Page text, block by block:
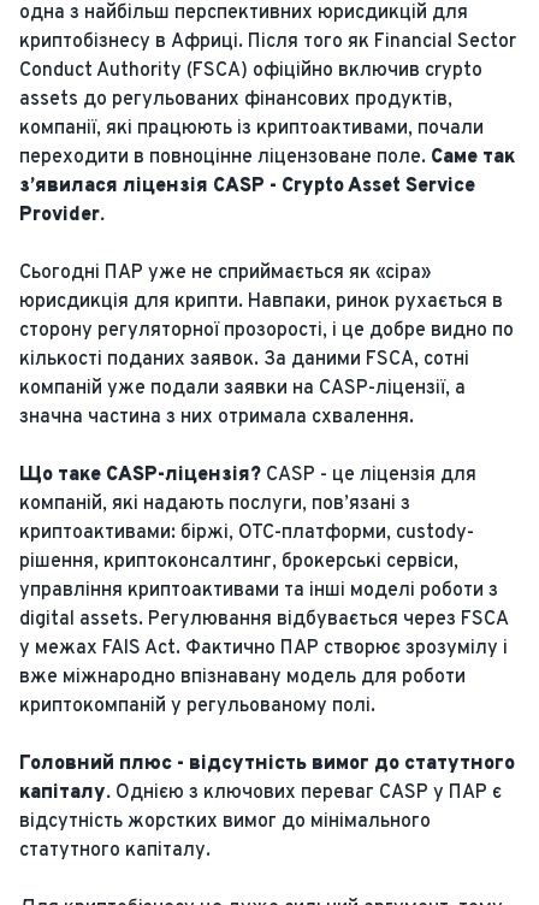
одна з найбільш перспективних юрисдикцій для
криптобізнесу в Африці. Після того як Financial Sector
Conduct Authority (FSCA) офіційно включив crypto
assets до регульованих фінансових продуктів,
компанії, які працюють із криптоактивами, почали
переходити в повноцінне ліцензоване поле. Саме так
з’явилася ліцензія CASP - Crypto Asset Service
Provider.
Сьогодні ПАР уже не сприймається як «сіра»
юрисдикція для крипти. Навпаки, ринок рухається в
сторону регуляторної прозорості, і це добре видно по
кількості поданих заявок. За даними FSCA, сотні
компаній уже подали заявки на CASP-ліцензії, а
значна частина з них отримала схвалення.
Що таке CASP-ліцензія? CASP - це ліцензія для
компаній, які надають послуги, пов’язані з
криптоактивами: біржі, OTC-платформи, custody-
рішення, криптоконсалтинг, брокерські сервіси,
управління криптоактивами та інші моделі роботи з
digital assets. Регулювання відбувається через FSCA
у межах FAIS Act. Фактично ПАР створює зрозумілу і
вже міжнародно впізнавану модель для роботи
криптокомпаній у регульованому полі.
Головний плюс - відсутність вимог до статутного
капіталу. Однією з ключових переваг CASP у ПАР є
відсутність жорстких вимог до мінімального
статутного капіталу.